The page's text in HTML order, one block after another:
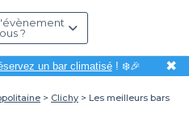
?
un bar climatisé! ❄️🎉 ✖
Clichy
Les meilleurs bars